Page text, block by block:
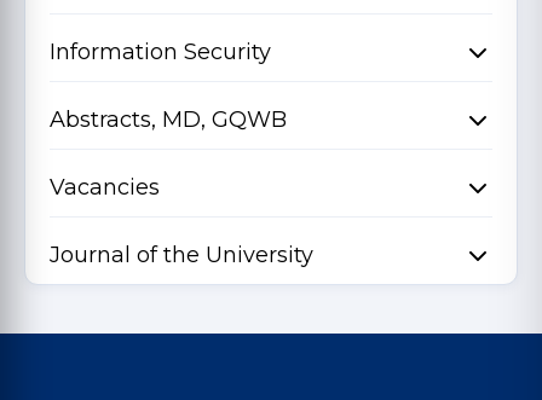
Information Security
Abstracts, MD, GQWB
Vacancies
Journal of the University